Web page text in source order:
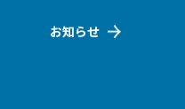
お知らせ